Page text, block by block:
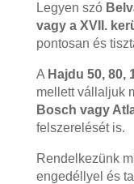
Legyen szó
vagy a XVII.
pontosan és
A Hajdu 50, 80,
mellett vállaljuk
Bosch vagy
felszerelését is.
Rendelkezünk
engedéllyel és